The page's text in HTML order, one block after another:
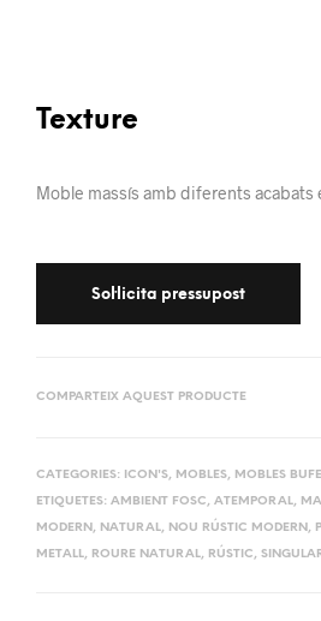
Texture
Moble massís amb diferents acabats
COMPARTEIX AQUEST PRODUCTE
CATEGORIES: ICON'S, MOBLES, MOBLES
ETIQUETES: AMBIENT FOSC, ATEMPORAL,
MODERN, NATURAL, NOU RÚSTIC MODERN,
METALL, ROURE NATURAL, RÚSTIC,